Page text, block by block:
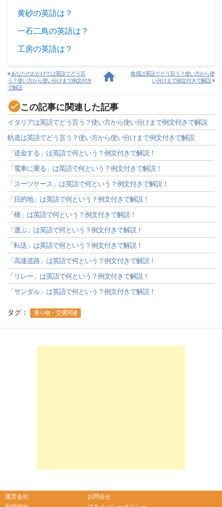
黄砂の英語は？
一石二鳥の英語は？
工房の英語は？
«あなたのおかげでは英語でどう言
う？使い方から使い分けまで例文付き
で解説
食感は英語でどう言う？使い方から使
い分けまで例文付きで解説»
この記事に関連した記事
イタリアは英語でどう言う？使い方から使い分けまで例文付きで解説
軌道は英語でどう言う？使い方から使い分けまで例文付きで解説
「送金する」は英語で何という？例文付きで解説！
「電車に乗る」は英語で何という？例文付きで解説！
「スーツケース」は英語で何という？例文付きで解説！
「目的地」は英語で何という？例文付きで解説！
「橋」は英語で何という？例文付きで解説！
「運ぶ」は英語で何という？例文付きで解説！
「転送」は英語で何という？例文付きで解説！
「高速道路」は英語で何という？例文付きで解説！
「リレー」は英語で何という？例文付きで解説！
「サンダル」は英語で何という？例文付きで解説！
タグ： 乗り物・交通関連
運営会社
お問合せ